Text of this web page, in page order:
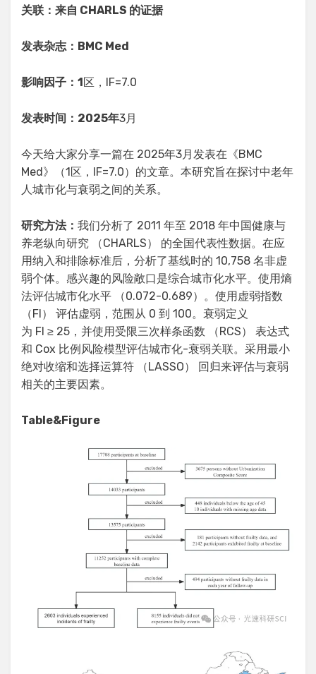
关联：来自 CHARLS 的证据
发表杂志：BMC Med
影响因子：1区，IF=7.0
发表时间：2025年3月
今天给大家分享一篇在 2025年3月发表在《BMC
Med》（1区，IF=7.0）的文章。本研究旨在探讨中老年
人城市化与衰弱之间的关系。
研究方法： 我们分析了 2011 年至 2018 年中国健康与
养老纵向研究 （CHARLS） 的全国代表性数据。在应
用纳入和排除标准后，分析了基线时的 10,758 名非虚
弱个体。感兴趣的风险敞口是综合城市化水平。使用熵
法评估城市化水平 （0.072-0.689）。使用虚弱指数
（FI） 评估虚弱，范围从 0 到 100。衰弱定义
为 FI ≥ 25，并使用受限三次样条函数 （RCS） 表达式
和 Cox 比例风险模型评估城市化-衰弱关联。采用最小
绝对收缩和选择运算符 （LASSO） 回归来评估与衰弱
相关的主要因素。
Table&Figure